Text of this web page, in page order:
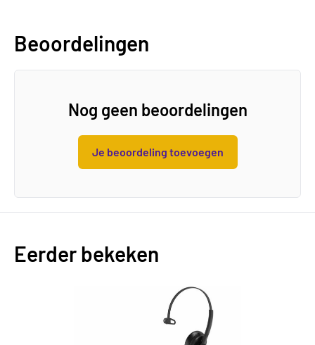
Beoordelingen
Nog geen beoordelingen
Je beoordeling toevoegen
Eerder bekeken